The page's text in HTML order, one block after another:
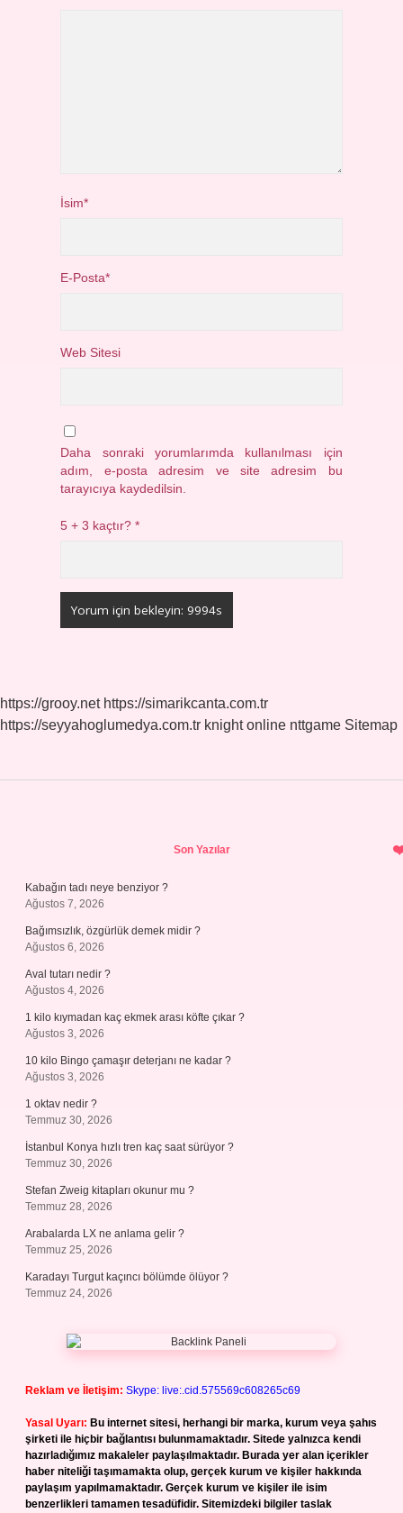
İsim*
E-Posta*
Web Sitesi
Daha sonraki yorumlarımda kullanılması için
adım, e-posta adresim ve site adresim bu
tarayıcıya kaydedilsin.
5 + 3 kaçtır?*
https://grooy.net https://simarikcanta.com.tr
https://seyyahoglumedya.com.tr knight online nttgame Sitemap
Son Yazılar
Kabağın tadı neye benziyor ?
Ağustos 7, 2026
Bağımsızlık, özgürlük demek midir ?
Ağustos 6, 2026
Aval tutarı nedir ?
Ağustos 4, 2026
1 kilo kıymadan kaç ekmek arası köfte çıkar ?
Ağustos 3, 2026
10 kilo Bingo çamaşır deterjanı ne kadar ?
Ağustos 3, 2026
1 oktav nedir ?
Temmuz 30, 2026
İstanbul Konya hızlı tren kaç saat sürüyor ?
Temmuz 30, 2026
Stefan Zweig kitapları okunur mu ?
Temmuz 28, 2026
Arabalarda LX ne anlama gelir ?
Temmuz 25, 2026
Karadayı Turgut kaçıncı bölümde ölüyor ?
Temmuz 24, 2026
Reklam ve İletişim: Skype: live:.cid.575569c608265c69
Yasal Uyarı: Bu internet sitesi, herhangi bir marka, kurum veya şahıs
şirketi ile hiçbir bağlantısı bulunmamaktadır. Sitede yalnızca kendi
hazırladığımız makaleler paylaşılmaktadır. Burada yer alan içerikler
haber niteliği taşımamakta olup, gerçek kurum ve kişiler hakkında
paylaşım yapılmamaktadır. Gerçek kurum ve kişiler ile isim
benzerlikleri tamamen tesadüfidir. Sitemizdeki bilgiler taslak